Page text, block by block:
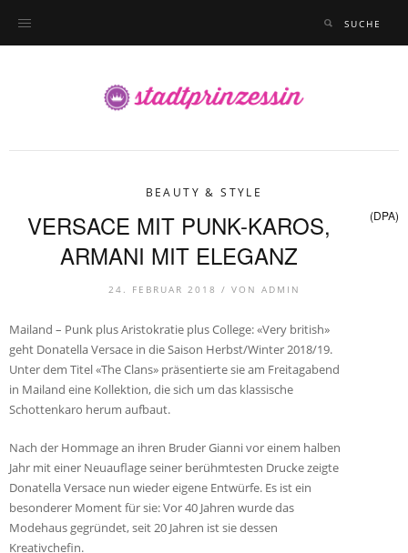
BEAUTY & STYLE
VERSACE MIT PUNK-KAROS,
ARMANI MIT ELEGANZ
(DPA)
24. FEBRUAR 2018 / VON ADMIN
Mailand – Punk plus Aristokratie plus College: «Very british»
geht Donatella Versace in die Saison Herbst/Winter 2018/19.
Unter dem Titel «The Clans» präsentierte sie am Freitagabend
in Mailand eine Kollektion, die sich um das klassische
Schottenkaro herum aufbaut.
Nach der Hommage an ihren Bruder Gianni vor einem halben
Jahr mit einer Neuauflage seiner berühmtesten Drucke zeigte
Donatella Versace nun wieder eigene Entwürfe. Es ist ein
besonderer Moment für sie: Vor 40 Jahren wurde das
Modehaus gegründet, seit 20 Jahren ist sie dessen
Kreativchefin.